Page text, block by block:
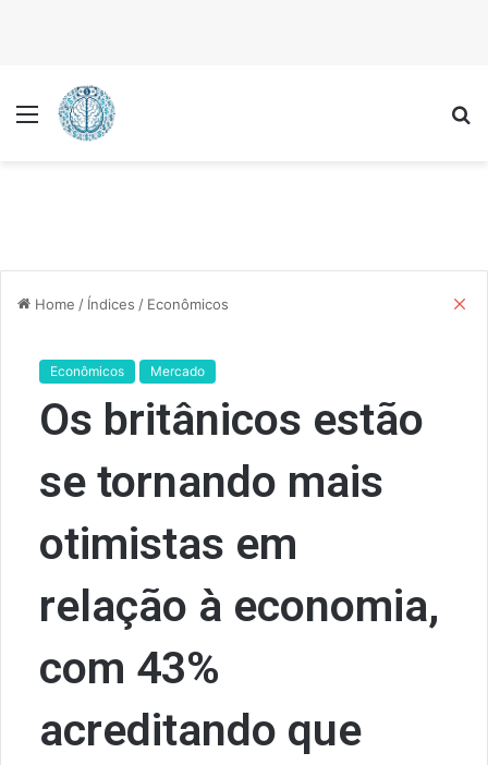
Menu
Home / Índices / Econômicos
Econômicos Mercado
Os britânicos estão
se tornando mais
otimistas em
relação à economia,
com 43%
acreditando que